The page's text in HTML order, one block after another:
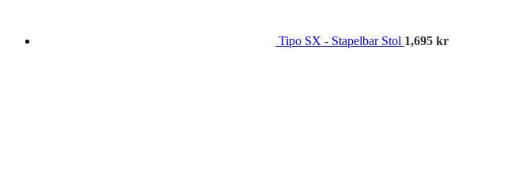
Tipo SX - Stapelbar Stol 1,695 kr